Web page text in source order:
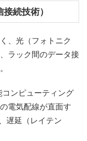
続技術）
、光（フォトニク
ラック間のデータ接
ンピューティング
電気配線が直面す
、遅延（レイテン